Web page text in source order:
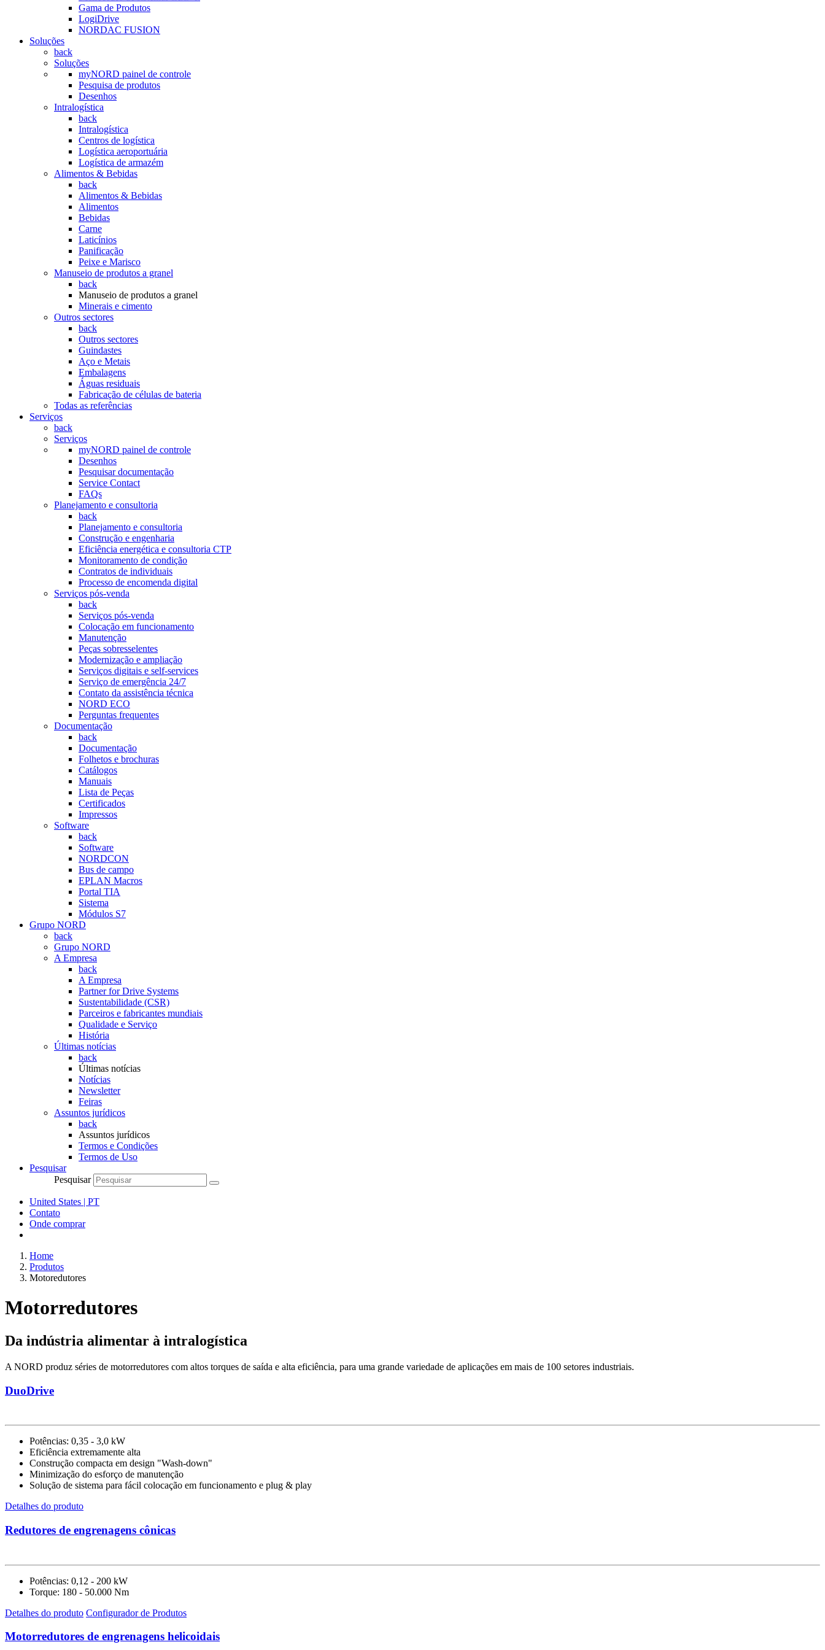
Gama de Produtos
LogiDrive
NORDAC FUSION
Soluções
back
Soluções
myNORD painel de controle
Pesquisa de produtos
Desenhos
Intralogística
back
Intralogística
Centros de logística
Logística aeroportuária
Logística de armazém
Alimentos & Bebidas
back
Alimentos & Bebidas
Alimentos
Bebidas
Carne
Laticínios
Panificação
Peixe e Marisco
Manuseio de produtos a granel
back
Manuseio de produtos a granel
Minerais e cimento
Outros sectores
back
Outros sectores
Guindastes
Aço e Metais
Embalagens
Águas residuais
Fabricação de células de bateria
Todas as referências
Serviços
back
Serviços
myNORD painel de controle
Desenhos
Pesquisar documentação
Service Contact
FAQs
Planejamento e consultoria
back
Planejamento e consultoria
Construção e engenharia
Eficiência energética e consultoria CTP
Monitoramento de condição
Contratos de individuais
Processo de encomenda digital
Serviços pós-venda
back
Serviços pós-venda
Colocação em funcionamento
Manutenção
Peças sobresselentes
Modernização e ampliação
Serviços digitais e self-services
Serviço de emergência 24/7
Contato da assistência técnica
NORD ECO
Perguntas frequentes
Documentação
back
Documentação
Folhetos e brochuras
Catálogos
Manuais
Lista de Peças
Certificados
Impressos
Software
back
Software
NORDCON
Bus de campo
EPLAN Macros
Portal TIA
Sistema
Módulos S7
Grupo NORD
back
Grupo NORD
A Empresa
back
A Empresa
Partner for Drive Systems
Sustentabilidade (CSR)
Parceiros e fabricantes mundiais
Qualidade e Serviço
História
Últimas notícias
back
Últimas notícias
Notícias
Newsletter
Feiras
Assuntos jurídicos
back
Assuntos jurídicos
Termos e Condições
Termos de Uso
Pesquisar
Pesquisar
United States | PT
Contato
Onde comprar
Home
Produtos
Motoredutores
Motorredutores
Da indústria alimentar à intralogística
A NORD produz séries de motorredutores com altos torques de saída e alta eficiência, para uma grande variedade de aplicações em mais de 100 setores industriais.
DuoDrive
Potências: 0,35 - 3,0 kW
Eficiência extremamente alta
Construção compacta em design "Wash-down"
Minimização do esforço de manutenção
Solução de sistema para fácil colocação em funcionamento e plug & play
Detalhes do produto
Redutores de engrenagens cônicas
Potências: 0,12 - 200 kW
Torque: 180 - 50.000 Nm
Detalhes do produto Configurador de Produtos
Motorredutores de engrenagens helicoidais